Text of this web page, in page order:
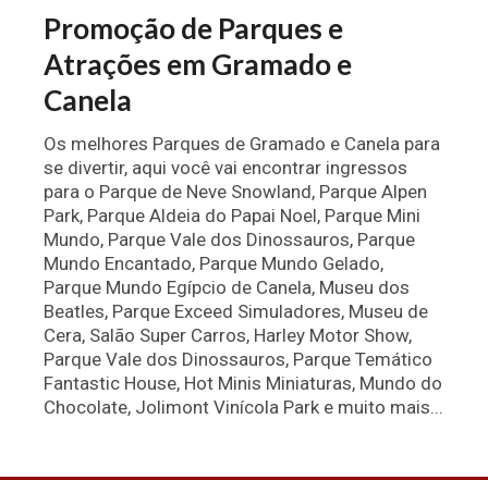
Promoção de Parques e
Atrações em Gramado e
Canela
Os melhores Parques de Gramado e Canela para
se divertir, aqui você vai encontrar ingressos
para o Parque de Neve Snowland, Parque Alpen
Park, Parque Aldeia do Papai Noel, Parque Mini
Mundo, Parque Vale dos Dinossauros, Parque
Mundo Encantado, Parque Mundo Gelado,
Parque Mundo Egípcio de Canela, Museu dos
Beatles, Parque Exceed Simuladores, Museu de
Cera, Salão Super Carros, Harley Motor Show,
Parque Vale dos Dinossauros, Parque Temático
Fantastic House, Hot Minis Miniaturas, Mundo do
Chocolate, Jolimont Vinícola Park e muito mais...